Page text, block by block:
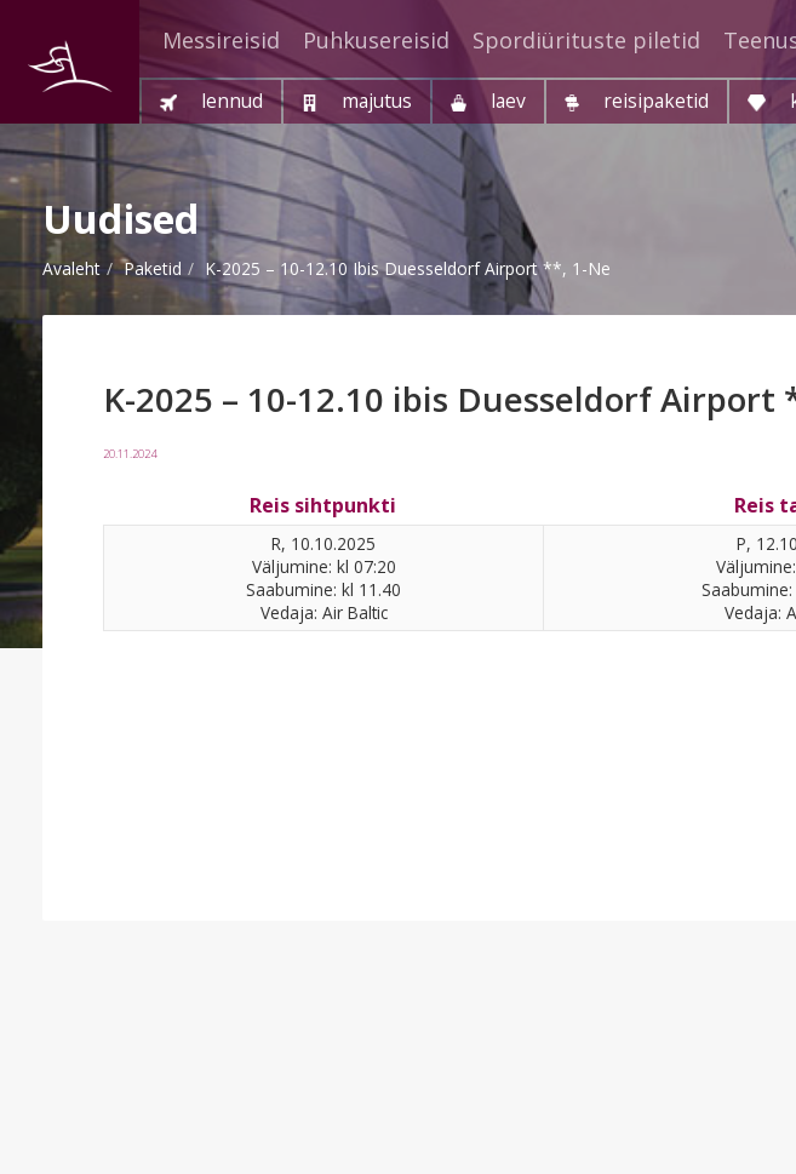
Messireisid Puhkusereisid Spordiürituste piletid
lennud majutus laev reisipaketid
Uudised
Avaleht Paketid K-2025 – 10-12.10 Ibis Duesseldorf Airport **, 1-Ne
K-2025 – 10-12.10 ibis Duesseldorf Airport
20.11.2024
Reis sihtpunkti Reis
R, 10.10.2025
Väljumine: kl 07:20
Saabumine: kl 11.40
Vedaja: Air Baltic
P,
Saabumine:
Vedaja: